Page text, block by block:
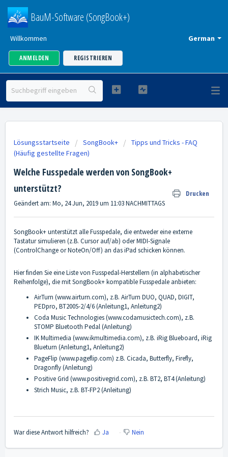
BauM-Software (SongBook+)
German
Willkommen
ANMELDEN REGISTRIEREN
Lösungsstartseite SongBook+
Tipps und Tricks - FAQ
(Häufig gestellte Fragen)
Welche Fusspedale werden von SongBook+
unterstützt?
Drucken
Geändert am: Mo, 24 Jun, 2019 um 11:03 NACHMITTAGS
SongBook+ unterstützt alle Fusspedale, die entweder eine externe
Tastatur simulieren (z.B. Cursor auf/ab) oder MIDI-Signale
(ControlChange or NoteOn/Off) an das iPad schicken können.
Hier finden Sie eine Liste von Fusspedal-Herstellern (in alphabetischer
Reihenfolge), die mit SongBook+ kompatible Fusspedale anbieten:
AirTurn (www.airturn.com), z.B. AirTurn DUO, QUAD, DIGIT,
PEDpro, BT200S-2/4/6 (Anleitung1, Anleitung2)
Coda Music Technologies (www.codamusictech.com), z.B.
STOMP Bluetooth Pedal (Anleitung)
IK Multimedia (www.ikmultimedia.com), z.B. iRig Blueboard, iRig
Blueturn (Anleitung1, Anleitung2)
PageFlip (www.pageflip.com) z.B. Cicada, Butterfly, Firefly,
Dragonfly (Anleitung)
Positive Grid (www.positivegrid.com), z.B. BT2, BT4 (Anleitung)
Strich Music, z.B. BT-FP2 (Anleitung)
War diese Antwort hilfreich? Ja Nein